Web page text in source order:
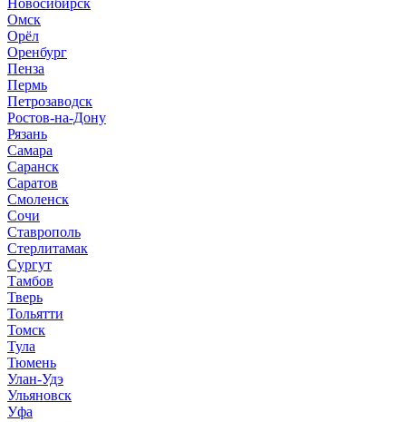
Новосибирск
Омск
Орёл
Оренбург
Пенза
Пермь
Петрозаводск
Ростов-на-Дону
Рязань
Самара
Саранск
Саратов
Смоленск
Сочи
Ставрополь
Стерлитамак
Сургут
Тамбов
Тверь
Тольятти
Томск
Тула
Тюмень
Улан-Удэ
Ульяновск
Уфа